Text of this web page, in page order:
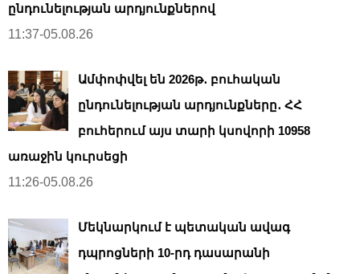
ընդունելության արդյունքներով
11:37-05.08.26
Ամփոփվել են 2026թ․ բուհական
ընդունելության արդյունքները․ ՀՀ
բուհերում այս տարի կսովորի 10958
առաջին կուրսեցի
11:26-05.08.26
Մեկնարկում է պետական ավագ
դպրոցների 10-րդ դասարանի